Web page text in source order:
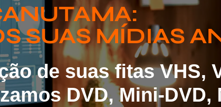
SUAS MÍDIAS
de suas fitas VHS,
DVD, Mini-DVD,